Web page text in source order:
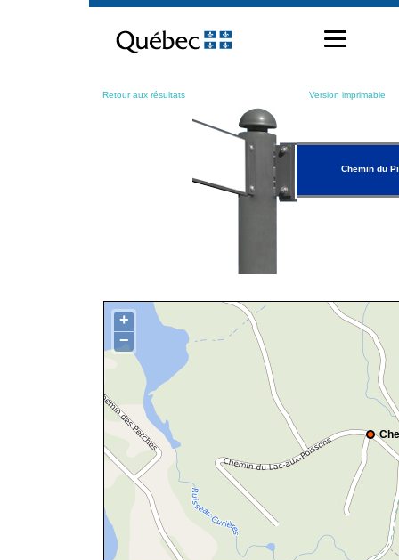
contenu
Retour aux résultats Version imprimable
Chemin du
+
−